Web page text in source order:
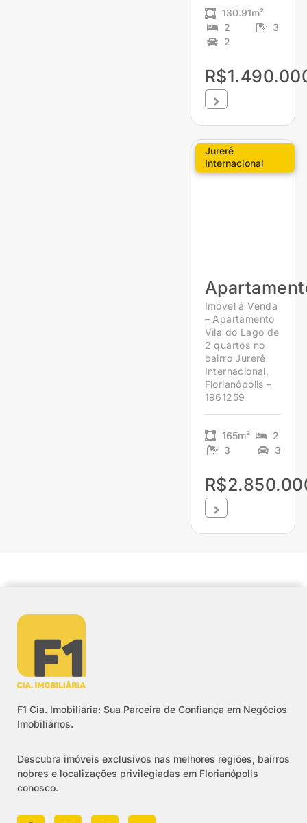
130.91m²
2
3
2
Jurerê
Internacional
Imóvel á Venda
– Apartamento
Vila do Lago de
2 quartos no
bairro Jurerê
Internacional,
Florianópolis –
1961259
165m²
2
3
3
F1 Cia. Imobiliária: Sua Parceira de Confiança em Negócios
Imobiliários.
Descubra imóveis exclusivos nas melhores regiões, bairros
nobres e localizações privilegiadas em Florianópolis
conosco.